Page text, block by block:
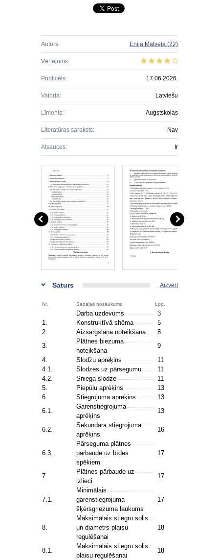
Autors: Enija Matveja (22)
Vērtējums:
Publicēts: 17.06.2026.
Valoda: Latviešu
Līmenis: Augstskolas
Literatūras saraksts: Nav
Atsauces: Ir
Saturs Aizvērt
Nr. Sadaļas nosaukums Lpp.
Darba uzdevums
3
1.
Konstruktīvā shēma
5
2.
Aizsargslāņa noteikšana
8
3.
Plātnes biezuma
noteikšana
9
4.
Slodžu aprēķins
11
4.1.
Slodzes uz pārsegumu
11
4.2.
Sniega slodze
11
5.
Piepūļu aprēķins
13
6.
Stiegrojuma aprēķins
13
6.1.
Garenstiegrojuma
aprēķins
13
6.2.
Sekundārā stiegrojuma
aprēķins
16
6.3.
Pārseguma plātnes
pārbaude uz bīdes
spēkiem
17
7.
Plātnes pārbaude uz
izlieci
17
7.1.
Minimālais
garenstiegrojuma
šķērsgriezuma laukums
17
8.
Maksimālais stiegru solis
un diametrs plaisu
regulēšanai
18
8.1.
Maksimālais stiegru solis
plaisu regulēšanai
18